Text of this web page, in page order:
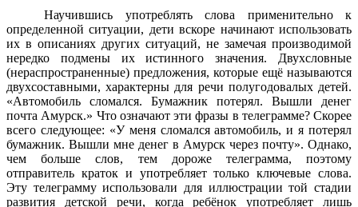
Научившись употреблять слова применительно к
определенной ситуации, дети вскоре начинают использовать
их в описаниях других ситуаций, не замечая производимой
нередко подмены их истинного значения. Двухсловные
(нераспространенные) предложения, которые ещё называются
двухсоставными, характерны для речи полугодовалых детей.
«Автомобиль сломался. Бумажник потерял. Вышли денег
почта Амурск.» Что означают эти фразы в телеграмме? Скорее
всего следующее: «У меня сломался автомобиль, и я потерял
бумажник. Вышли мне денег в Амурск через почту». Однако,
чем больше слов, тем дороже телеграмма, поэтому
отправитель краток и употребляет только ключевые слова.
Эту телеграмму использовали для иллюстрации той стадии
развития детской речи, когда ребёнок употребляет лишь